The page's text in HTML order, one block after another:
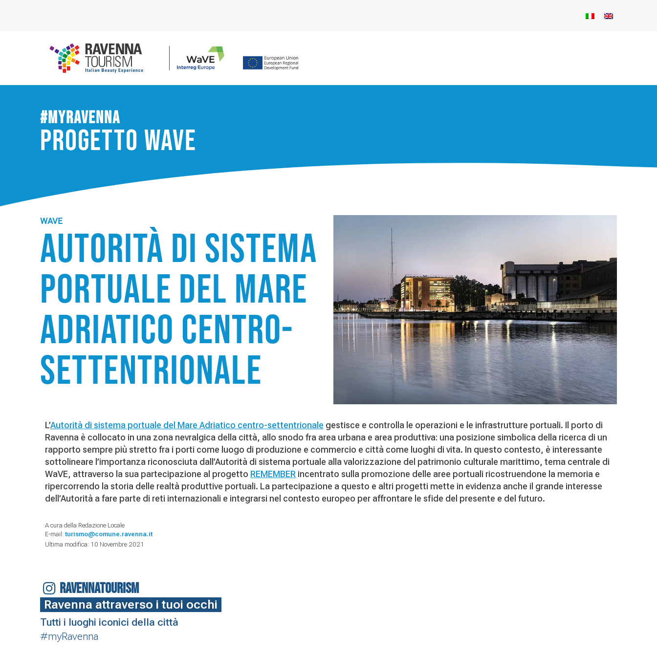
#myravenna
progetto WaVE
WAVE
Autorità di sistema
portuale del Mare
Adriatico centro-
settentrionale
L’Autorità di sistema portuale del Mare Adriatico centro-settentrionale gestisce e controlla le operazioni e le infrastrutture portuali. Il porto di
Ravenna è collocato in una zona nevralgica della città, allo snodo fra area urbana e area produttiva: una posizione simbolica della ricerca di un
rapporto sempre più stretto fra i porti come luogo di produzione e commercio e città come luoghi di vita. In questo contesto, è interessante
sottolineare l’importanza riconosciuta dall’Autorità di sistema portuale alla valorizzazione del patrimonio culturale marittimo, tema centrale di
WaVE, attraverso la sua partecipazione al progetto REMEMBER incentrato sulla promozione delle aree portuali ricostruendone la memoria e
ripercorrendo la storia delle realtà produttive portuali. La partecipazione a questo e altri progetti mette in evidenza anche il grande interesse
dell’Autorità a fare parte di reti internazionali e integrarsi nel contesto europeo per affrontare le sfide del presente e del futuro.
A cura della Redazione Locale
E-mail: turismo@comune.ravenna.it
Ultima modifica: 10 Novembre 2021
RAVENNATOURISM
Ravenna attraverso i tuoi occhi
Tutti i luoghi iconici della città
#myRavenna